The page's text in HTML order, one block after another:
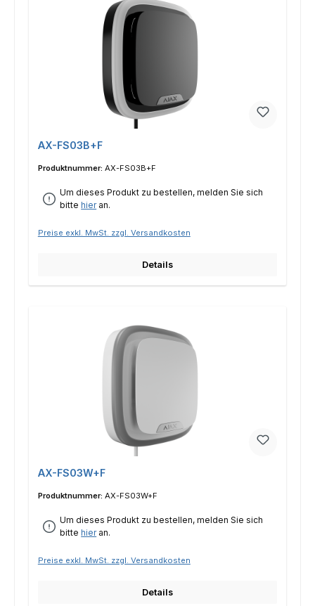
AX-FS03B+F
Produktnummer: AX-FS03B+F
Um dieses Produkt zu bestellen, melden Sie sich
bittehieran.
Preise exkl. MwSt. zzgl. Versandkosten
Details
AX-FS03W+F
Produktnummer: AX-FS03W+F
Um dieses Produkt zu bestellen, melden Sie sich
bittehieran.
Preise exkl. MwSt. zzgl. Versandkosten
Details